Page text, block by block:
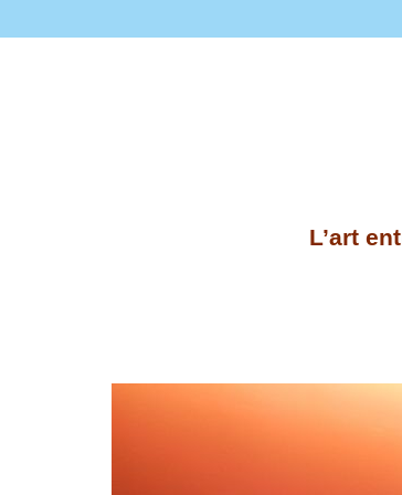
L’art